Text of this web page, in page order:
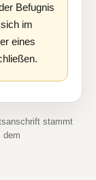
Befugnis
im
eines
stammt
dem